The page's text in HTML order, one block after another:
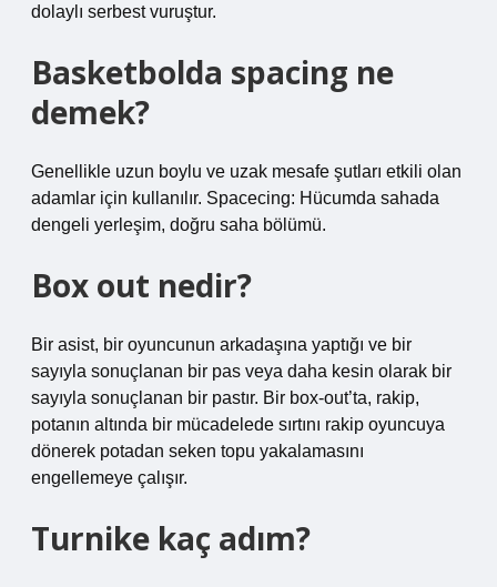
dolaylı serbest vuruştur.
Basketbolda spacing ne
demek?
Genellikle uzun boylu ve uzak mesafe şutları etkili olan
adamlar için kullanılır. Spacecing: Hücumda sahada
dengeli yerleşim, doğru saha bölümü.
Box out nedir?
Bir asist, bir oyuncunun arkadaşına yaptığı ve bir
sayıyla sonuçlanan bir pas veya daha kesin olarak bir
sayıyla sonuçlanan bir pastır. Bir box-out’ta, rakip,
potanın altında bir mücadelede sırtını rakip oyuncuya
dönerek potadan seken topu yakalamasını
engellemeye çalışır.
Turnike kaç adım?